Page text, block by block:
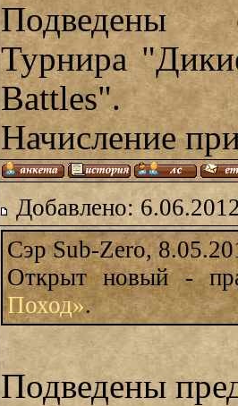
Подведены
Турнира
Battles".
Начисление
Добавлено:
Сэр Sub-Zero,
Открыт новый -
Поход».
Подведены